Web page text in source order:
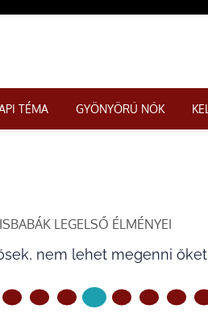
TÉMA GYÖNYÖRŰ NŐK
LEGELSŐ ÉLMÉNYEI
nem lehet megenni őket